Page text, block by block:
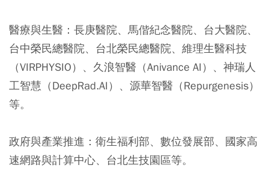
醫療與生醫： 長庚醫院、馬偕紀念醫院、台大醫院、
台中榮民總醫院、台北榮民總醫院、維理生醫科技
（VIRPHYSIO）、久浪智醫（Anivance AI）、神瑞人
工智慧（DeepRad.AI）、源華智醫（Repurgenesis）
等。
政府與產業推進： 衛生福利部、數位發展部、國家高
速網路與計算中心、台北生技園區等。